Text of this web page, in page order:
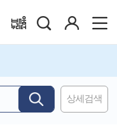
배움누리터
상세검색